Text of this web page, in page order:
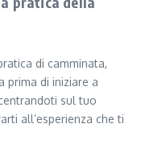
di camminata,
prima di iniziare a
sul tuo
all’esperienza che ti